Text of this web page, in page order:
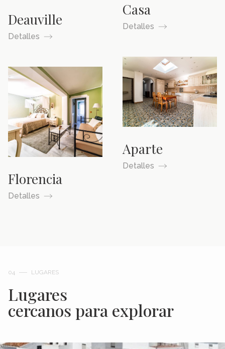
Deauville
Detalles
Florencia
Detalles
Casa
Detalles
Aparte
Detalles
04 LUGARES
Lugares
cercanos para explorar